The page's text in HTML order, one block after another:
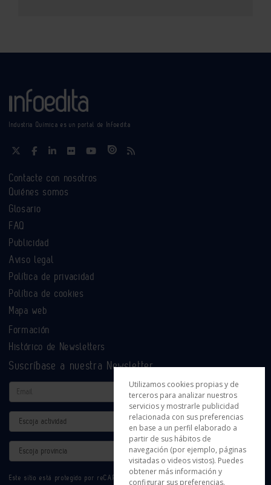
Industria Química es un portal de Infoedita
Contacte con nosotros
Quiénes somos
Glosario
FAQ
Publicidad
Aviso legal
Política de privacidad
Política de cookies
Mapa web
Formación
Histórico de Newsletters
Suscríbase a nuestra Newsletter
Email
Actividad
Provincia
Este sitio está protegido por reCAPTCHA y se aplican la Política de privacidad
Utilizamos cookies propias y de
terceros para analizar nuestros
servicios y mostrarle publicidad
relacionada con sus preferencias
en base a un perfil elaborado a
partir de sus hábitos de
navegación (por ejemplo, páginas
visitadas o videos vistos). Puedes
obtener más información y
configurar sus preferencias.